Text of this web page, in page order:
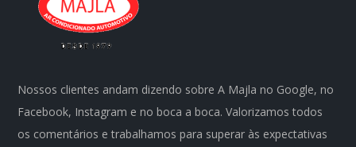
Nossos clientes andam dizendo sobre A Majla no Google, no
Facebook, Instagram e no boca a boca. Valorizamos todos
os comentários e trabalhamos para superar às expectativas